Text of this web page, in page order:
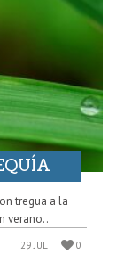
tregua a la
verano..
29 JUL 0